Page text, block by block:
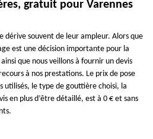
gratuit pour Varennes
dérive souvent de leur ampleur. Alors que
est une décision importante pour la
que nous veillons à fournir un devis
à nos prestations. Le prix de pose
utilisés, le type de gouttière choisi, la
en plus d’être détaillé, est à 0 € et sans